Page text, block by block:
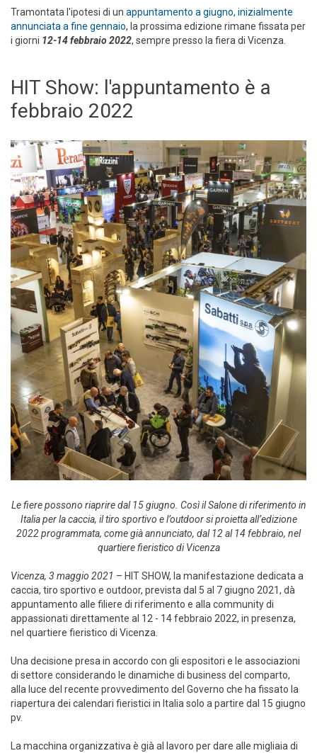
Tramontata l'ipotesi di un appuntamento a giugno, inizialmente
annunciata a fine gennaio, la prossima edizione rimane fissata per
i giorni 12-14 febbraio 2022, sempre presso la fiera di Vicenza.
HIT Show: l'appuntamento è a
febbraio 2022
Le fiere possono riaprire dal 15 giugno. Così il Salone di riferimento in
Italia per la caccia, il tiro sportivo e l’outdoor si proietta all’edizione
2022 programmata, come già annunciato, dal 12 al 14 febbraio, nel
quartiere fieristico di Vicenza
Vicenza, 3 maggio 2021 – HIT SHOW, la manifestazione dedicata a
caccia, tiro sportivo e outdoor, prevista dal 5 al 7 giugno 2021, dà
appuntamento alle filiere di riferimento e alla community di
appassionati direttamente al 12 - 14 febbraio 2022, in presenza,
nel quartiere fieristico di Vicenza.
Una decisione presa in accordo con gli espositori e le associazioni
di settore considerando le dinamiche di business del comparto,
alla luce del recente provvedimento del Governo che ha fissato la
riapertura dei calendari fieristici in Italia solo a partire dal 15 giugno
pv.
La macchina organizzativa è già al lavoro per dare alle migliaia di